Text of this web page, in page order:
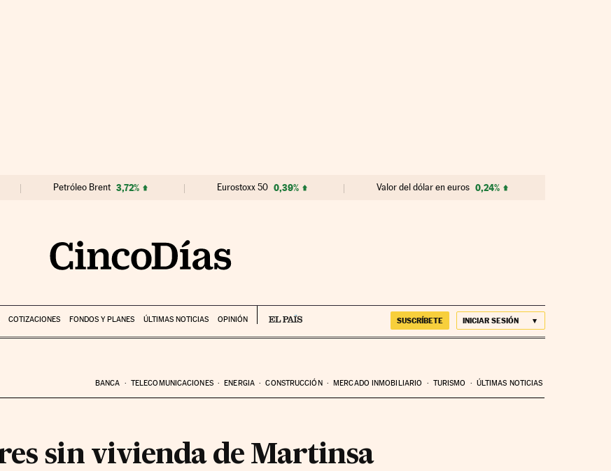
Petróleo Brent 3,72% Eurostoxx 50 0,39% Valor del dólar en euros 0,24%
COTIZACIONES FONDOS Y PLANES ÚLTIMAS NOTICIAS OPINIÓN SUSCRÍBETE INICIAR SESIÓN
BANCA TELECOMUNICACIONES ENERGIA CONSTRUCCIÓN MERCADO INMOBILIARIO TURISMO ÚLTIMAS NOTICIAS
sin vivienda de Martinsa